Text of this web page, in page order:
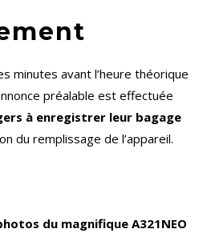
minutes avant l’heure théorique
préalable est effectuée
à enregistrer leur bagage
du remplissage de l’appareil.
du magnifique A321NEO